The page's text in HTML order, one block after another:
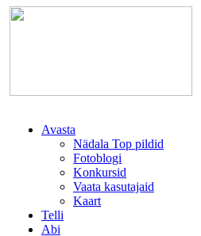
Avasta
Nädala Top pildid
Fotoblogi
Konkursid
Vaata kasutajaid
Kaart
Telli
Abi